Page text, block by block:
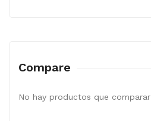
Compare
No hay productos que comparar